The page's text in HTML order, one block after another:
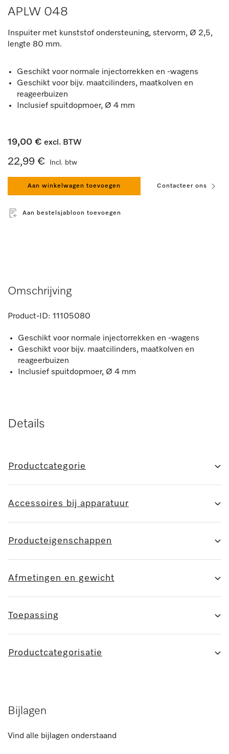
APLW 048
Inspuiter met kunststof ondersteuning, stervorm, Ø 2,5,
lengte 80 mm.
Geschikt voor normale injectorrekken en -wagens
Geschikt voor bijv. maatcilinders, maatkolven en
reageerbuizen
Inclusief spuitdopmoer, Ø 4 mm
19,00 € excl. BTW
22,99 € Incl. btw
Aan winkelwagen toevoegen Contacteer ons
Aan bestelsjabloon toevoegen
Omschrijving
Product-ID: 11105080
Geschikt voor normale injectorrekken en -wagens
Geschikt voor bijv. maatcilinders, maatkolven en
reageerbuizen
Inclusief spuitdopmoer, Ø 4 mm
Details
Productcategorie
Accessoires bij apparatuur
Producteigenschappen
Afmetingen en gewicht
Toepassing
Productcategorisatie
Bijlagen
Vind alle bijlagen onderstaand